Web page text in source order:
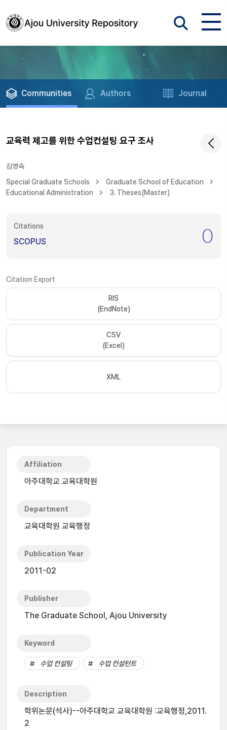
Communities Authors Journal
교육력 제고를 위한 수업컨설팅 요구 조사
김영숙
Special Graduate Schools
Graduate School of Education
Educational Administration
3. Theses(Master)
Citations
SCOPUS 0
Citation Export
RIS
(EndNote)
CSV
(Excel)
XML
Affiliation
아주대학교 교육대학원
Department
교육대학원 교육행정
Publication Year
2011-02
Publisher
The Graduate School, Ajou University
Keyword
수업 컨설팅 수업 컨설턴트
Description
학위논문(석사)--아주대학교 교육대학원 :교육행정,2011.
2